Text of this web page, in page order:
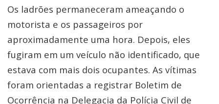
Os ladrões permaneceram ameaçando o
motorista e os passageiros por
aproximadamente uma hora. Depois, eles
fugiram em um veículo não identificado, que
estava com mais dois ocupantes. As vítimas
foram orientadas a registrar Boletim de
Ocorrência na Delegacia da Polícia Civil de